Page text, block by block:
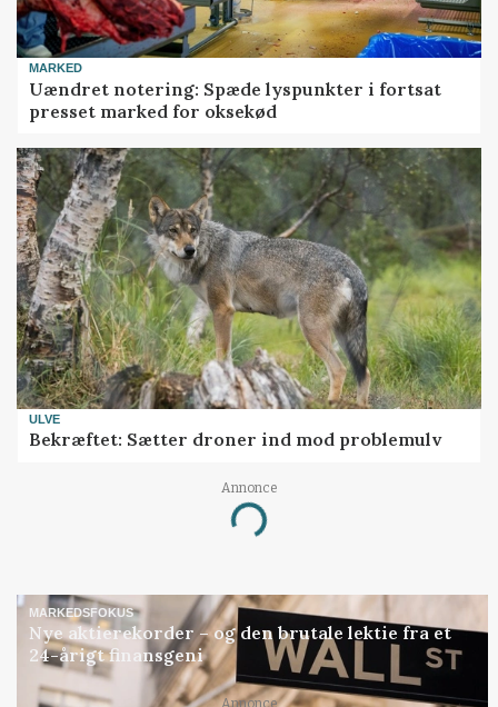
MARKED
Uændret notering: Spæde lyspunkter i fortsat
presset marked for oksekød
ULVE
Bekræftet: Sætter droner ind mod problemulv
Annonce
Loading...
MARKEDSFOKUS
Nye aktierekorder – og den brutale lektie fra et
24-årigt finansgeni